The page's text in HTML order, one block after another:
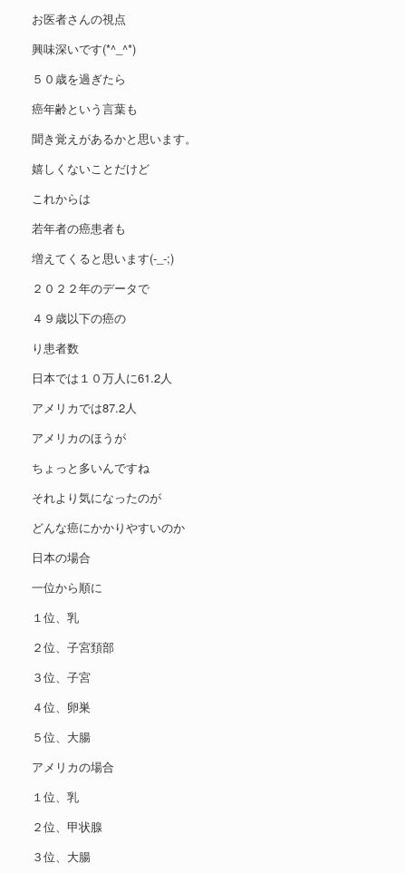
お医者さんの視点
興味深いです(*^_^*)
５０歳を過ぎたら
癌年齢という言葉も
聞き覚えがあるかと思います。
嬉しくないことだけど
これからは
若年者の癌患者も
増えてくると思います(-_-;)
２０２２年のデータで
４９歳以下の癌の
り患者数
日本では１０万人に61.2人
アメリカでは87.2人
アメリカのほうが
ちょっと多いんですね
それより気になったのが
どんな癌にかかりやすいのか
日本の場合
一位から順に
１位、乳
２位、子宮頚部
３位、子宮
４位、卵巣
５位、大腸
アメリカの場合
１位、乳
２位、甲状腺
３位、大腸